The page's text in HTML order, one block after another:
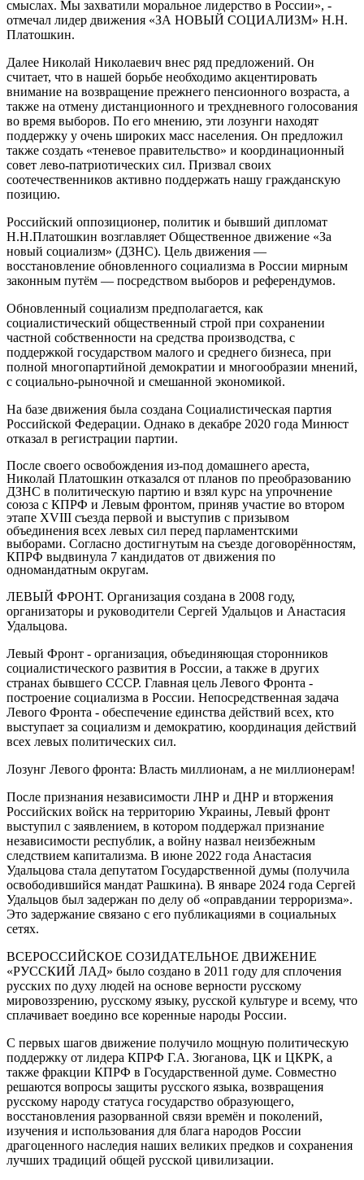
смыслах. Мы захватили моральное лидерство в России», -
отмечал лидер движения «ЗА НОВЫЙ СОЦИАЛИЗМ» Н.Н.
Платошкин.
Далее Николай Николаевич внес ряд предложений. Он
считает, что в нашей борьбе необходимо акцентировать
внимание на возвращение прежнего пенсионного возраста, а
также на отмену дистанционного и трехдневного голосования
во время выборов. По его мнению, эти лозунги находят
поддержку у очень широких масс населения. Он предложил
также создать «теневое правительство» и координационный
совет лево-патриотических сил. Призвал своих
соотечественников активно поддержать нашу гражданскую
позицию.
Российский оппозиционер, политик и бывший дипломат
Н.Н.Платошкин возглавляет Общественное движение «За
новый социализм» (ДЗНС). Цель движения —
восстановление обновленного социализма в России мирным
законным путём — посредством выборов и референдумов.
Обновленный социализм предполагается, как
социалистический общественный строй при сохранении
частной собственности на средства производства, с
поддержкой государством малого и среднего бизнеса, при
полной многопартийной демократии и многообразии мнений,
с социально-рыночной и смешанной экономикой.
На базе движения была создана Социалистическая партия
Российской Федерации. Однако в декабре 2020 года Минюст
отказал в регистрации партии.
После своего освобождения из-под домашнего ареста,
Николай Платошкин отказался от планов по преобразованию
ДЗНС в политическую партию и взял курс на упрочнение
союза с КПРФ и Левым фронтом, приняв участие во втором
этапе XVIII съезда первой и выступив с призывом
объединения всех левых сил перед парламентскими
выборами. Согласно достигнутым на съезде договорённостям,
КПРФ выдвинула 7 кандидатов от движения по
одномандатным округам.
ЛЕВЫЙ ФРОНТ. Организация создана в 2008 году,
организаторы и руководители Сергей Удальцов и Анастасия
Удальцова.
Левый Фронт - организация, объединяющая сторонников
социалистического развития в России, а также в других
странах бывшего СССР. Главная цель Левого Фронта -
построение социализма в России. Непосредственная задача
Левого Фронта - обеспечение единства действий всех, кто
выступает за социализм и демократию, координация действий
всех левых политических сил.
Лозунг Левого фронта: Власть миллионам, а не миллионерам!
После признания независимости ЛНР и ДНР и вторжения
Российских войск на территорию Украины, Левый фронт
выступил с заявлением, в котором поддержал признание
независимости республик, а войну назвал неизбежным
следствием капитализма. В июне 2022 года Анастасия
Удальцова стала депутатом Государственной думы (получила
освободившийся мандат Рашкина). В январе 2024 года Сергей
Удальцов был задержан по делу об «оправдании терроризма».
Это задержание связано с его публикациями в социальных
сетях.
ВСЕРОССИЙСКОЕ СОЗИДАТЕЛЬНОЕ ДВИЖЕНИЕ
«РУССКИЙ ЛАД» было создано в 2011 году для сплочения
русских по духу людей на основе верности русскому
мировоззрению, русскому языку, русской культуре и всему, что
сплачивает воедино все коренные народы России.
С первых шагов движение получило мощную политическую
поддержку от лидера КПРФ Г.А. Зюганова, ЦК и ЦКРК, а
также фракции КПРФ в Государственной думе. Совместно
решаются вопросы защиты русского языка, возвращения
русскому народу статуса государство образующего,
восстановления разорванной связи времён и поколений,
изучения и использования для блага народов России
драгоценного наследия наших великих предков и сохранения
лучших традиций общей русской цивилизации.